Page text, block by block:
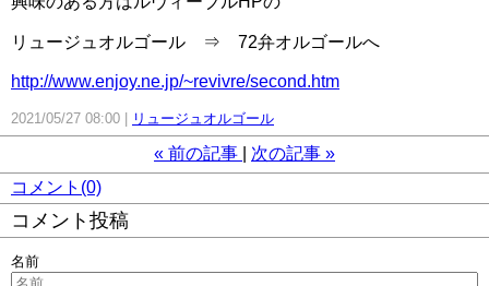
リュージュオルゴール ⇒ 72弁オルゴールへ
http://www.enjoy.ne.jp/~revivre/second.htm
2021/05/27 08:00 リュージュオルゴール
« 前の記事 次の記事 »
コメント(0)
コメント投稿
名前